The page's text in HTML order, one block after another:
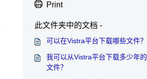
Print
此文件夹中的文档 -
可以在Vistra平台下载哪些文件？
我可以从Vistra平台下载多少年的
文件？